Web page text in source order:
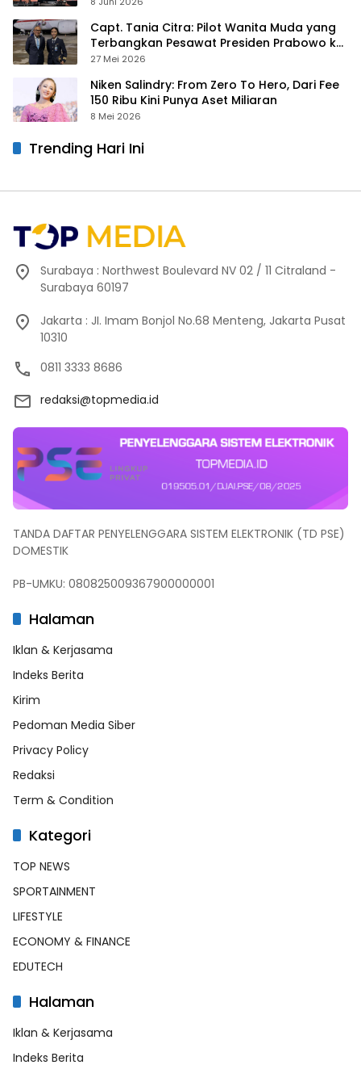
Capt. Tania Citra: Pilot Wanita Muda yang
Terbangkan Pesawat Presiden Prabowo ke
Prancis
27 Mei 2026
Niken Salindry: From Zero To Hero, Dari Fee
150 Ribu Kini Punya Aset Miliaran
8 Mei 2026
Trending Hari Ini
Surabaya : Northwest Boulevard NV 02 / 11 Citraland -
Surabaya 60197
Jakarta : JI. Imam Bonjol No.68 Menteng, Jakarta Pusat
10310
0811 3333 8686
redaksi@topmedia.id
TANDA DAFTAR PENYELENGGARA SISTEM ELEKTRONIK (TD PSE)
DOMESTIK
PB-UMKU: 080825009367900000001
Halaman
Iklan & Kerjasama
Indeks Berita
Kirim
Pedoman Media Siber
Privacy Policy
Redaksi
Term & Condition
Kategori
TOP NEWS
SPORTAINMENT
LIFESTYLE
ECONOMY & FINANCE
EDUTECH
Halaman
Iklan & Kerjasama
Indeks Berita